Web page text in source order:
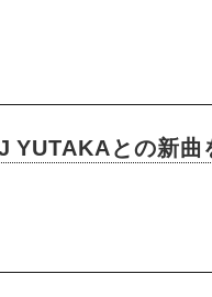
YUTAKAとの新